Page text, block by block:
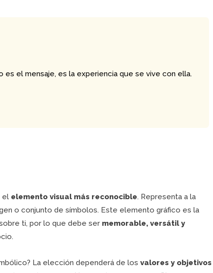
es el mensaje, es la experiencia que se vive con ella.
el elemento visual más reconocible. Representa a la
o conjunto de símbolos. Este elemento gráfico es la
ti, por lo que debe ser memorable, versátil y
La elección dependerá de los valores y objetivos